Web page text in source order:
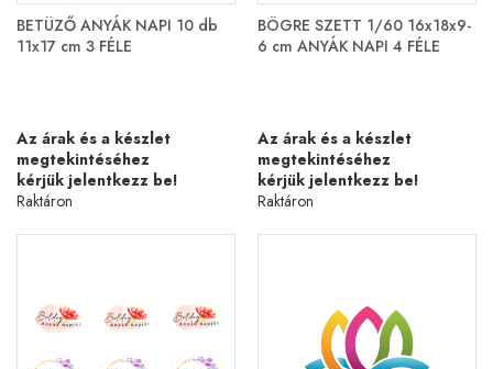
BETÜZŐ ANYÁK NAPI 10 db
11x17 cm 3 FÉLE
Az árak és a készlet
megtekintéséhez
kérjük jelentkezz be!
Raktáron
BÖGRE SZETT 1/60 16x18x9-
6 cm ANYÁK NAPI 4 FÉLE
Az árak és a készlet
megtekintéséhez
kérjük jelentkezz be!
Raktáron